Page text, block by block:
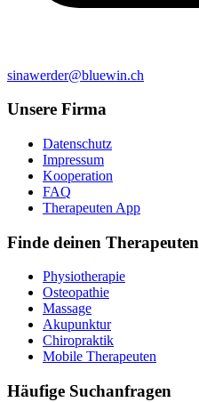
sinawerder@bluewin.ch
Unsere Firma
Datenschutz
Impressum
Kooperation
FAQ
Therapeuten App
Finde deinen Therapeuten
Physiotherapie
Osteopathie
Massage
Akupunktur
Chiropraktik
Mobile Therapeuten
Häufige Suchanfragen